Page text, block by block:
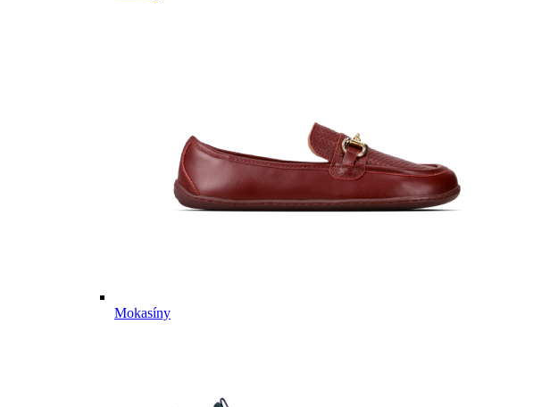
Mokasíny